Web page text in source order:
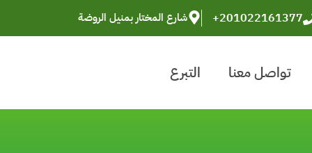
شارع المختار بمنيل الروضة +201022161377
تواصل معنا التبرع